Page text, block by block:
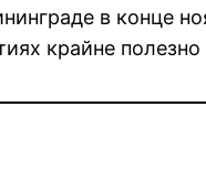
в конце
крайне